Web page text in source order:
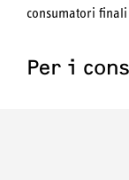
consumatori
Per i